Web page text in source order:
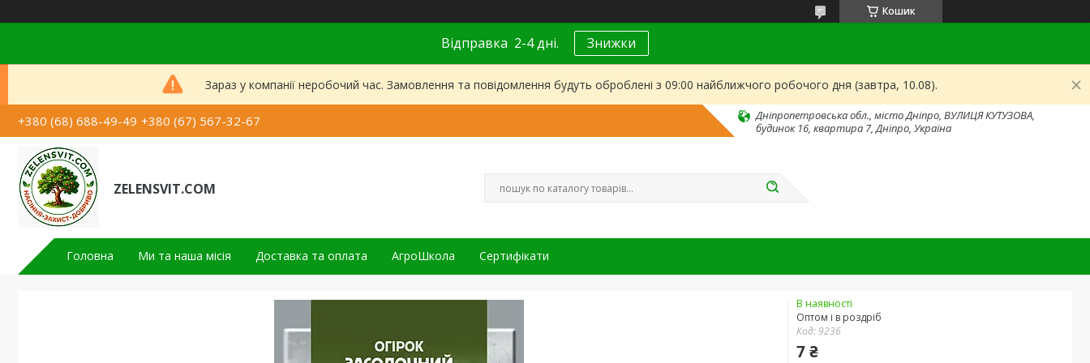
Кошик
Відправка 2-4 дні. Знижки
Зараз у компанії неробочий час. Замовлення та повідомлення будуть оброблені з 09:00 найближчого робочого дня (завтра, 10.08).
+380 (68) 688-49-49 +380 (67) 567-32-67
Дніпропетровська обл., місто Дніпро, ВУЛИЦЯ КУТУЗОВА,
будинок 16, квартира 7, Дніпро, Україна
ZELENSVIT.COM
Головна Ми та наша місія Доставка та оплата АгроШкола Сертифікати
В наявності
Оптом і в роздріб
Код:9236
7 ₴